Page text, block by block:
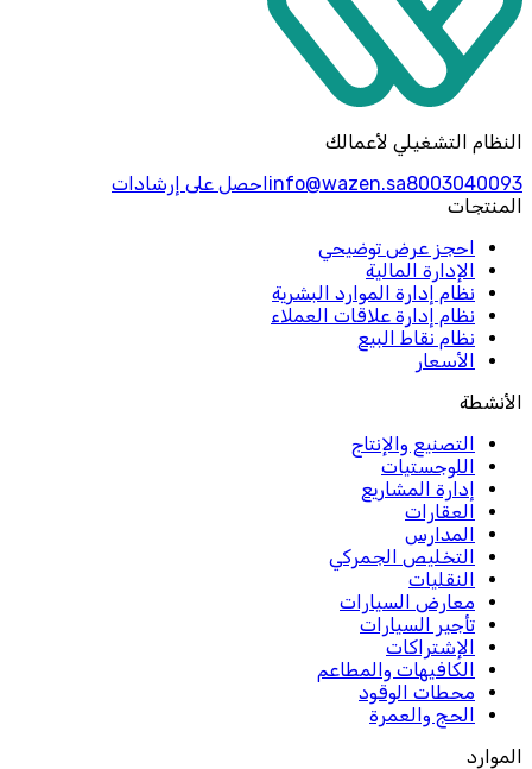
النظام التشغيلي لأعمالك
8003040093
info@wazen.saاحصل على إرشادات
المنتجات
احجز عرض توضيحي
الإدارة المالية
نظام إدارة الموارد البشرية
نظام إدارة علاقات العملاء
نظام نقاط البيع
الأسعار
الأنشطة
التصنيع والإنتاج
اللوجستيات
إدارة المشاريع
العقارات
المدارس
التخليص الجمركي
النقليات
معارض السيارات
تأجير السيارات
الإشتراكات
الكافيهات والمطاعم
محطات الوقود
الحج والعمرة
الموارد